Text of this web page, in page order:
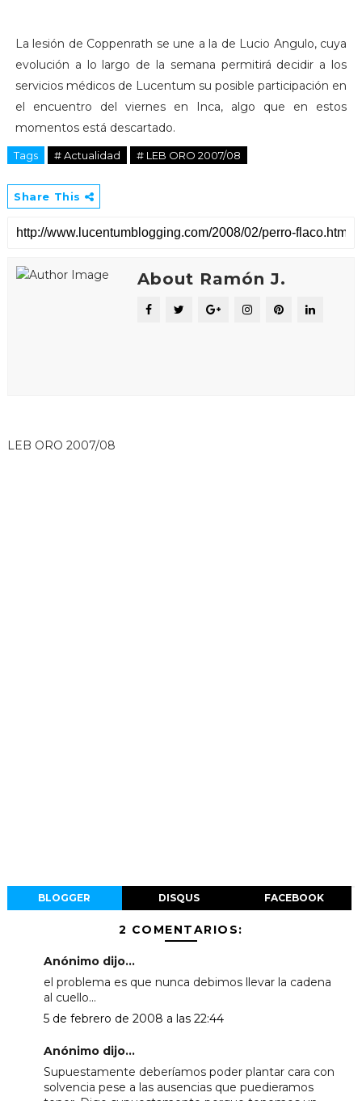
La lesión de Coppenrath se une a la de Lucio Angulo, cuya
evolución a lo largo de la semana permitirá decidir a los
servicios médicos de Lucentum su posible participación en
el encuentro del viernes en Inca, algo que en estos
momentos está descartado.
Tags # Actualidad # LEB ORO 2007/08
Share This
About Ramón J.
LEB ORO 2007/08
BLOGGER DISQUS FACEBOOK
2 COMENTARIOS:
Anónimo dijo...
el problema es que nunca debimos llevar la cadena
al cuello...
5 de febrero de 2008 a las 22:44
Anónimo dijo...
Supuestamente deberíamos poder plantar cara con
solvencia pese a las ausencias que puedieramos